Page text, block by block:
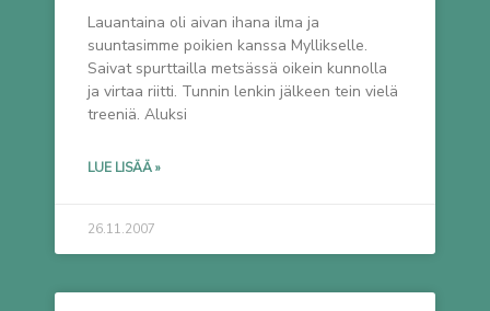
Lauantaina oli aivan ihana ilma ja
suuntasimme poikien kanssa Myllikselle.
Saivat spurttailla metsässä oikein kunnolla
ja virtaa riitti. Tunnin lenkin jälkeen tein vielä
treeniä. Aluksi
LUE LISÄÄ »
26.11.2007